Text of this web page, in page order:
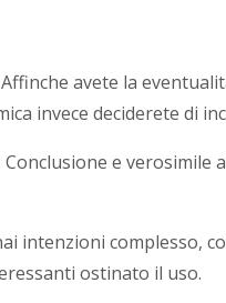
avete la
invece deciderete di
e verosimile
intenzioni complesso,
ostinato il uso.